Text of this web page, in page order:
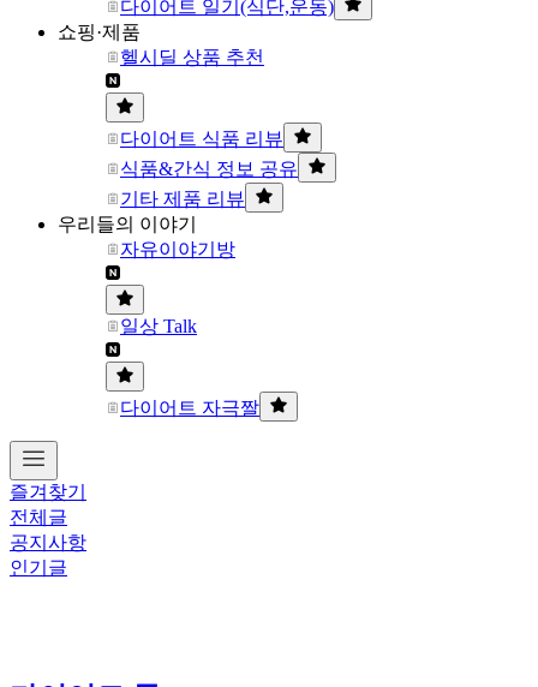
다이어트 일기(식단,운동)
쇼핑·제품
헬시딜 상품 추천
다이어트 식품 리뷰
식품&간식 정보 공유
기타 제품 리뷰
우리들의 이야기
자유이야기방
일상 Talk
다이어트 자극짤
즐겨찾기
전체글
공지사항
인기글